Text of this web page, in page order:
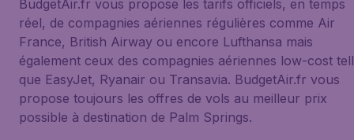
BudgetAir.fr vous propose les tarifs officiels, en temps
réel, de compagnies aériennes régulières comme Air
France, British Airway ou encore Lufthansa mais
également ceux des compagnies aériennes low-cost
que EasyJet, Ryanair ou Transavia. BudgetAir.fr vous
propose toujours les offres de vols au meilleur prix
possible à destination de Palm Springs.